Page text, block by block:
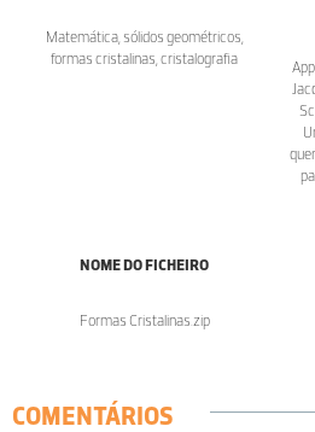
Matemática, sólidos geométricos,
formas cristalinas, cristalografia
NOME DO FICHEIRO
Formas Cristalinas.zip
COMENTÁRIOS